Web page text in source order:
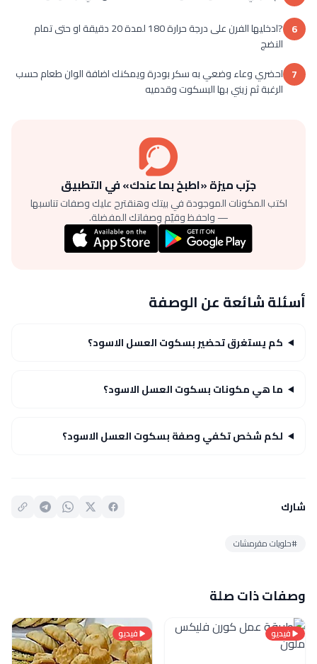
6
7
جرّب ميزة «اطبخ بما عندك» في التطبيق
اكتب المكونات الموجودة في بيتك وهنقترح عليك وصفات تناسبها
— واحفظ وقيّم وصفاتك المفضلة.
أسئلة شائعة عن الوصفة
كم يستغرق تحضير بسكوت العسل الاسود؟
ما هي مكونات بسكوت العسل الاسود؟
لكم شخص تكفي وصفة بسكوت العسل الاسود؟
شارك
#حلويات مقرمشات
وصفات ذات صلة
فيديو فيديو